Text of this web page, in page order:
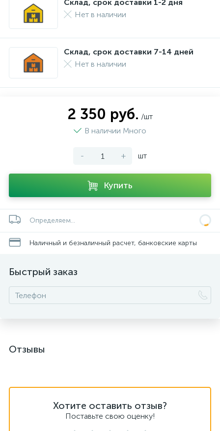
Склад, срок доставки 1-2 дня
Нет в наличии
Склад, срок доставки 7-14 дней
Нет в наличии
2 350 руб. /шт
В наличии Много
- + шт
Купить
Определяем...
Наличный и безналичный расчет, банковские карты
Быстрый заказ
Отзывы
Хотите оставить отзыв?
Поставьте свою оценку!